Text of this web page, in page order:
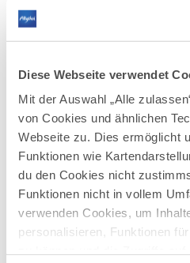
Diese Webseite verwendet
Mit der Auswahl „Alle
von Cookies und ähnlichen
Webseite zu. Dies ermöglicht
Funktionen wie
du den Cookies nicht
Funktionen nicht in vollem
verwenden Cookies, um
personalisieren, Funktionen
Ihre Ausrüstung können Sie bei
ausleihen, deponieren und
inklusive Ausrüstung
sehen Sie selbst.